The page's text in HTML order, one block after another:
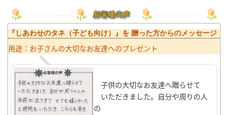
『しあわせのタネ（子ども向け）』を 贈った方からのメッセージ
用途：お子さんの大切なお友達へのプレゼント
子供の大切なお友達へ贈らせて
いただきました。自分や周りの人
の